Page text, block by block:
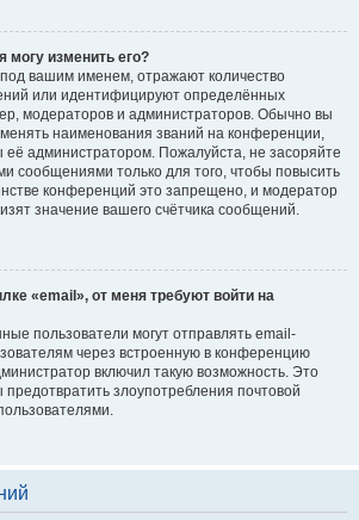
могу изменить его?
вашим именем, отражают количество
или идентифицируют определённых
модераторов и администраторов. Обычно вы
наименования званий на конференции,
её администратором. Пожалуйста, не засоряйте
сообщениями только для того, чтобы повысить
конференций это запрещено, и модератор
значение вашего счётчика сообщений.
«email», от меня требуют войти на
пользователи могут отправлять email-
через встроенную в конференцию
включил такую возможность. Это
предотвратить злоупотребления почтовой